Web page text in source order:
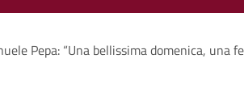
Pepa: “Una bellissima domenica, una